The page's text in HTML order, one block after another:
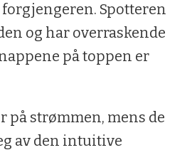
Spotteren
og har overraskende
på toppen er
på strømmen, mens de
av den intuitive